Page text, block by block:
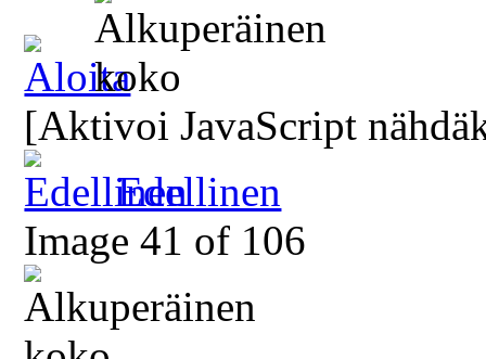
[Aktivoi JavaScript
Edellinen
Image 41 of 106